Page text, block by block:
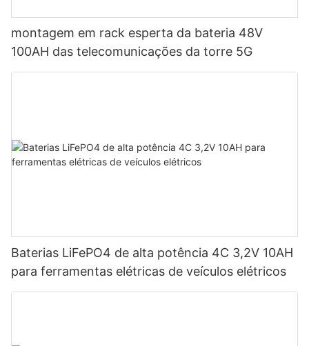
montagem em rack esperta da bateria 48V
100AH ​​das telecomunicações da torre 5G
Baterias LiFePO4 de alta potência 4C 3,2V 10AH
para ferramentas elétricas de veículos elétricos